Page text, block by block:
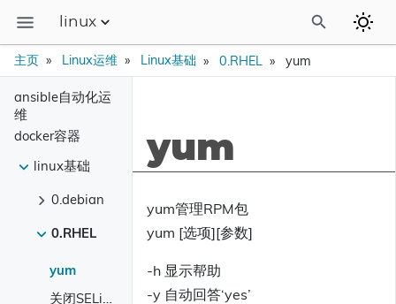
linux
博客
linux运维
camunda流程引擎
camunda中文站
主页 Linux运维 Linux基础 0.RHEL yum
ansible自动化运
维
docker容器
linux基础
0.debian
0.RHEL
yum
yum
yum管理RPM包
yum [选项][参数]
-h 显示帮助
-y 自动回答‘yes’